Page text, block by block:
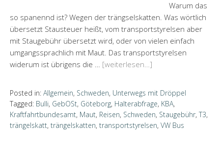
Warum das
so spanennd ist? Wegen der trängselskatten. Was wörtlich
übersetzt Stausteuer heißt, vom transportstyrelsen aber
mit Staugebühr übersetzt wird, oder von vielen einfach
umgangssprachlich mit Maut. Das transportstyrelsen
widerum ist übrigens die … [weiterlesen…]
Posted in: Allgemein, Schweden, Unterwegs mit Dröppel
Tagged: Bulli, GebOSt, Göteborg, Halterabfrage, KBA,
Kraftfahrtbundesamt, Maut, Reisen, Schweden, Staugebühr, T3,
trängelskatt, trängelskatten, transportstyrelsen, VW Bus